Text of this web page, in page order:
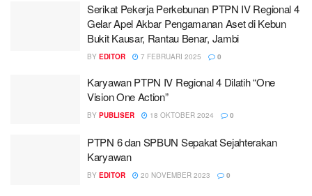
Serikat Pekerja Perkebunan PTPN IV Regional 4
Gelar Apel Akbar Pengamanan Aset di Kebun
Bukit Kausar, Rantau Benar, Jambi
BY EDITOR 7 FEBRUARI 2025 0
Karyawan PTPN IV Regional 4 Dilatih “One
Vision One Action”
BY PUBLISER 18 OKTOBER 2024 0
PTPN 6 dan SPBUN Sepakat Sejahterakan
Karyawan
BY EDITOR 20 NOVEMBER 2023 0